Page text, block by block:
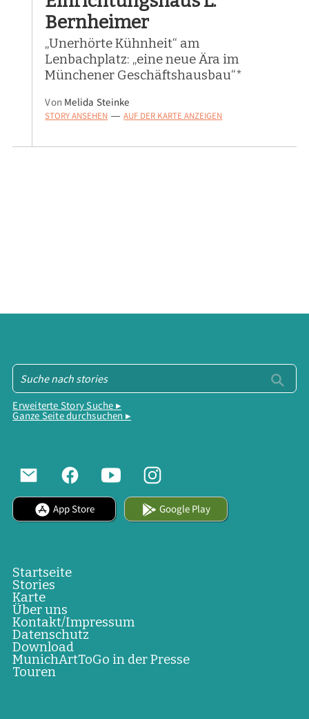
Bernheimer
„Unerhörte Kühnheit“ am
Lenbachplatz: „eine neue Ära im
Münchener Geschäftshausbau“*
Von Melida Steinke
STORY ANSEHEN — AUF DER KARTE ANZEIGEN
Erweiterte Story Suche ▸
Ganze Seite durchsuchen ▸
App Store Google Play
Startseite
Stories
Karte
Über uns
Kontakt/Impressum
Datenschutz
Download
MunichArtToGo in der Presse
Touren